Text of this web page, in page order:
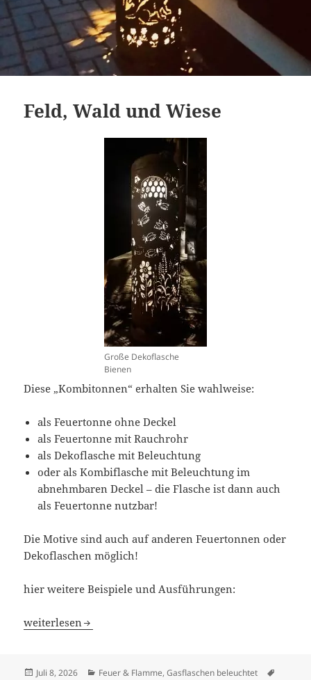
Feld, Wald und Wiese
Große Dekoflasche
Bienen
Diese „Kombitonnen“ erhalten Sie wahlweise:
als Feuertonne ohne Deckel
als Feuertonne mit Rauchrohr
als Dekoflasche mit Beleuchtung
oder als Kombiflasche mit Beleuchtung im
abnehmbaren Deckel – die Flasche ist dann auch
als Feuertonne nutzbar!
Die Motive sind auch auf anderen Feuertonnen oder
Dekoflaschen möglich!
hier weitere Beispiele und Ausführungen:
Feld, Wald und Wiese
weiterlesen
Veröffentlicht
Juli 8, 2026 Kategorien
Feuer & Flamme,Gasflaschen beleuchtet